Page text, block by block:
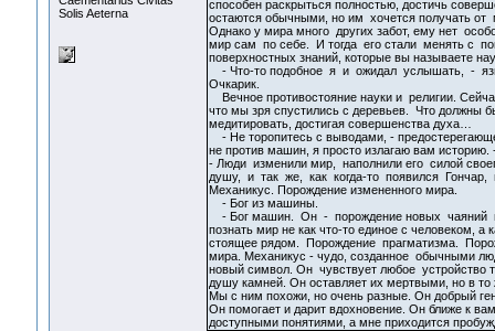
Solis Aeterna
способен раскрыться полностью, достичь
остаются обычными, но им хочется получать
Однако у мира много других забот, ему нет
мир сам по себе. И тогда его стали менять с
поверхностных знаний, которые вы называете
- Что-то подобное я и ожидал услышать, -
Очкарик.
Вечное противостояние науки и религии.
что мы зря спустились с деревьев. Что должны
медитировать, достигая совершенства духа…
- Не торопитесь с выводами, -
не против машин, я просто излагаю вам историю.
- Люди изменили мир, наполнили его силой
душу, и так же, как когда-то появился Гончар,
Механикус. Порождение измененного мира.
- Бог из машины.
- Бог машин. Он - порождение новых чаяний
познать мир не как что-то единое с человеком, а
стоящее рядом. Порождение прагматизма.
мира. Механикус - чудо, созданное обычными
новый символ. Он чувствует любое устройство
душу камней. Он оставляет их мертвыми, но в
Мы с ним похожи, но очень разные. Он добрый
Он помогает и дарит вдохновение. Он ближе к
доступными понятиями, а мне приходится